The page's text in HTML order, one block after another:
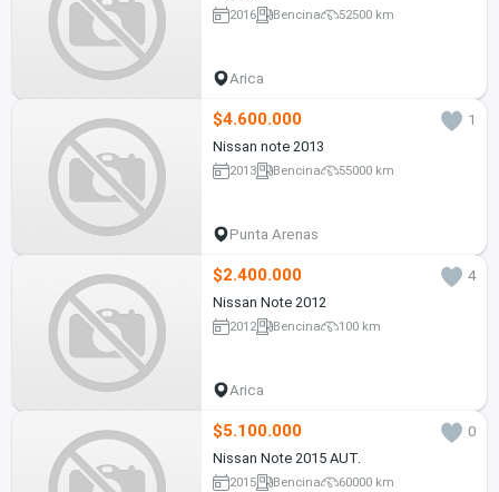
2016 Bencina 52500 km
Arica
$4.600.000
1
Nissan note 2013
2013 Bencina 55000 km
Punta Arenas
$2.400.000
4
Nissan Note 2012
2012 Bencina 100 km
Arica
$5.100.000
0
Nissan Note 2015 AUT.
2015 Bencina 60000 km